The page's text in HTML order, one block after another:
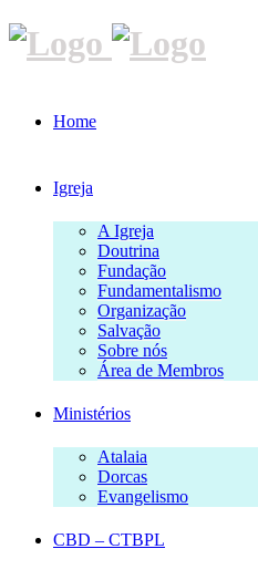
Home
Igreja
A Igreja
Doutrina
Fundação
Fundamentalismo
Organização
Salvação
Sobre nós
Área de Membros
Ministérios
Atalaia
Dorcas
Evangelismo
CBD – CTBPL